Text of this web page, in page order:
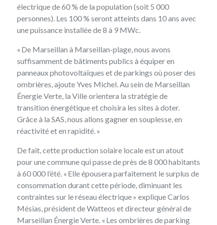
électrique de 60 % de la population (soit 5 000
personnes). Les 100 % seront atteints dans 10 ans avec
une puissance installée de 8 à 9 MWc.
« De Marseillan à Marseillan-plage, nous avons
suffisamment de bâtiments publics à équiper en
panneaux photovoltaïques et de parkings où poser des
ombrières, ajoute Yves Michel. Au sein de Marseillan
Énergie Verte, la Ville orientera la stratégie de
transition énergétique et choisira les sites à doter.
Grâce à la SAS, nous allons gagner en souplesse, en
réactivité et en rapidité. »
De fait, cette production solaire locale est un atout
pour une commune qui passe de près de 8 000 habitants
à 60 000 l’été. « Elle épousera parfaitement le surplus de
consommation durant cette période, diminuant les
contraintes sur le réseau électrique » explique Carlos
Mésias, président de Watteos et directeur général de
Marseillan Énergie Verte. « Les ombrières de parking